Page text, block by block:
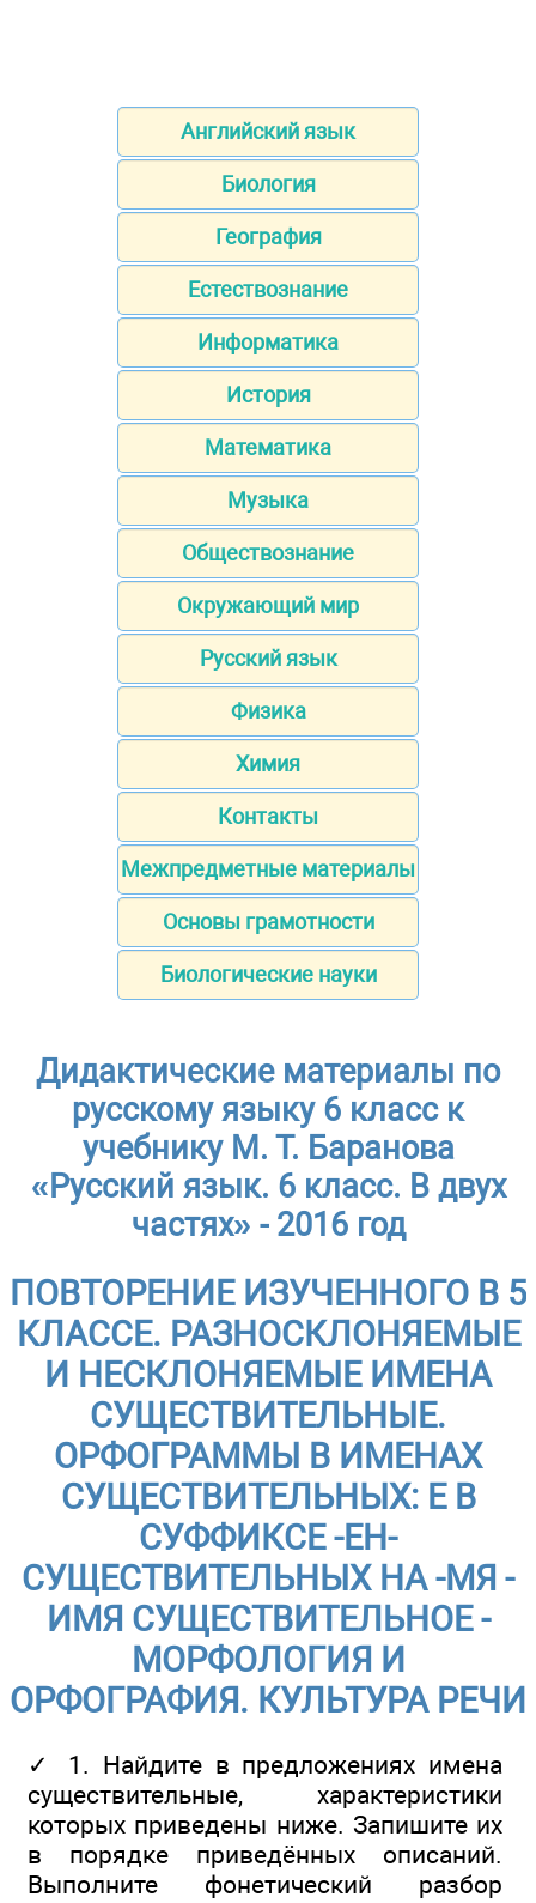
Английский язык
Биология
География
Естествознание
Информатика
История
Математика
Музыка
Обществознание
Окружающий мир
Русский язык
Физика
Химия
Контакты
Межпредметные материалы
Основы грамотности
Биологические науки
Дидактические материалы по
русскому языку 6 класс к
учебнику М. Т. Баранова
«Русский язык. 6 класс. В двух
частях» - 2016 год
ПОВТОРЕНИЕ ИЗУЧЕННОГО В 5
КЛАССЕ. РАЗНОСКЛОНЯЕМЫЕ
И НЕСКЛОНЯЕМЫЕ ИМЕНА
СУЩЕСТВИТЕЛЬНЫЕ.
ОРФОГРАММЫ В ИМЕНАХ
СУЩЕСТВИТЕЛЬНЫХ: Е В
СУФФИКСЕ -ЕН-
СУЩЕСТВИТЕЛЬНЫХ НА -МЯ -
ИМЯ СУЩЕСТВИТЕЛЬНОЕ -
МОРФОЛОГИЯ И
ОРФОГРАФИЯ. КУЛЬТУРА РЕЧИ
✓ 1. Найдите в предложениях имена
существительные, характеристики
которых приведены ниже. Запишите их
в порядке приведённых описаний.
Выполните фонетический разбор